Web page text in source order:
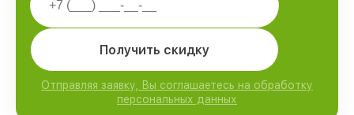
Получить скидку
Отправляя заявку, Вы соглашаетесь на обработку
персональных данных